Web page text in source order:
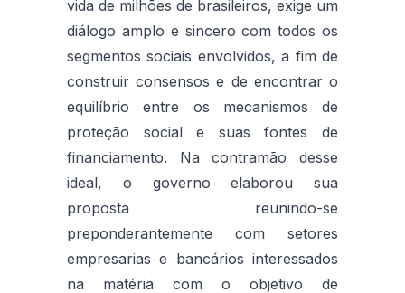
vida de milhões de brasileiros, exige um
diálogo amplo e sincero com todos os
segmentos sociais envolvidos, a fim de
construir consensos e de encontrar o
equilíbrio entre os mecanismos de
proteção social e suas fontes de
financiamento. Na contramão desse
ideal, o governo elaborou sua
proposta reunindo-se
preponderantemente com setores
empresarias e bancários interessados
na matéria com o objetivo de